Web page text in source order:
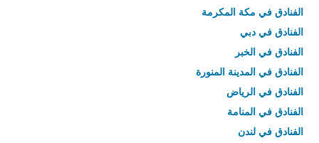
الفنادق في مكة المكرمة
الفنادق في دبي
الفنادق في الخبر
الفنادق في المدينة المنورة
الفنادق في الرياض
الفنادق في المنامة
الفنادق في لندن